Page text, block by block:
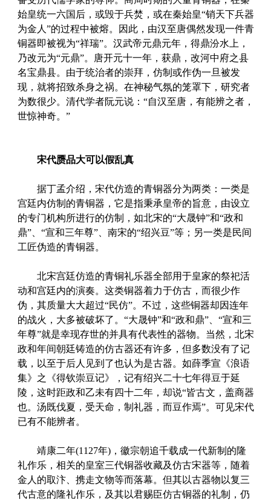
始皇统一六国后，或毁于兵焚，或在秦始皇“销天下兵器
为金人”的过程中被熔。因此，由汉至唐偶然发现一件青
铜器即被视为“祥瑞”。汉武帝元鼎元年，得鼎汾水上，
乃改元为“元鼎”。唐开元十一年，获鼎，改河中府之县
名宝鼎县。由于统治者的崇拜，仿制或作伪一旦被发
现，就将招致杀身之祸。在神秘气氛的笼罩下，研究者
为数很少。清代学者阮元说：“自汉至唐，有能辨之者，
世惊神奇。”
宋代赝品大可以假乱真
据丁孟介绍，宋代仿造的青铜器分为两类：一类是
宫廷内仿制的青铜器，它是指秉承皇帝的旨意，由设立
的专门机构所进行的仿制，如北宋的“大晟钟”和“政和
鼎”、“宣和三年尊”、南宋的“绍兴豆”等；另一类是民间
工匠伪造的青铜器。
北宋宫廷仿造的青铜礼乐器全部用于皇家的祭祀活
动和宫廷内的演奏。这类铜器着力于仿古，而很少作
伪，其质量大大超过“民仿”。不过，这些铜器却因连年
的战火，大多被破坏了。“大晟钟”和“政和鼎”、“宣和三
年尊”就是幸现存世的并具有代表性的器物。当然，北宋
政和年间朝廷铸造的仿古器还有许多，但多数没有了记
载，以至于后人见到了也认为是古器。如薛季宣《浪语
集》之《得钦崇豆记》，记有绍兴二十七年得豆于延
陵，这时距政和乙未有四十二年，却说“皆古文，盖商器
也。汤既伐夏，受天命，制礼器，而豆作焉”。可见宋代
已有不能辨者。
靖康二年(1127年)，徽宗朝追千载成一代新制的隆
礼作乐，相关的皇室三代铜器收藏及仿古宋器等，随着
金人的取汴、携走文物等而落幕。但其以古器物以复三
代古意的隆礼作乐，及其以君赐臣仿古铜器的礼制，仍